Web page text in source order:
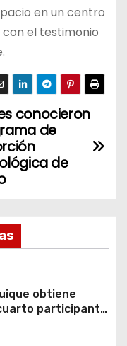
en un centro
el testimonio
conocieron
de
de
obtiene
participante
a